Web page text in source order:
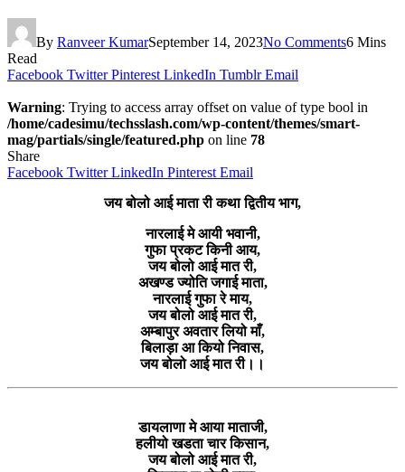
By Ranveer KumarSeptember 14, 2023No Comments6 Mins
Read
Facebook Twitter Pinterest LinkedIn Tumblr Email
Warning: Trying to access array offset on value of type bool in
/home/cadesimu/techsslash.com/wp-content/themes/smart-
mag/partials/single/featured.php on line 78
Share
Facebook Twitter LinkedIn Pinterest Email
जय बोलो आई माता री कथा द्वितीय भाग,
नारलाई मे आयी भवानी,
गुफा प्रकट किनी आय,
जय बोलो आई मात री,
अखण्ड ज्योति जगाई माता,
नारलाई गुफा रे माय,
जय बोलो आई मात री,
अम्बापुर अवतार लियो माँ,
बिलाड़ा आ कियो निवास,
जय बोलो आई मात री।।
डायलाणा मे आया माताजी,
हलीयो खडता चार किसान,
जय बोलो आई मात री,